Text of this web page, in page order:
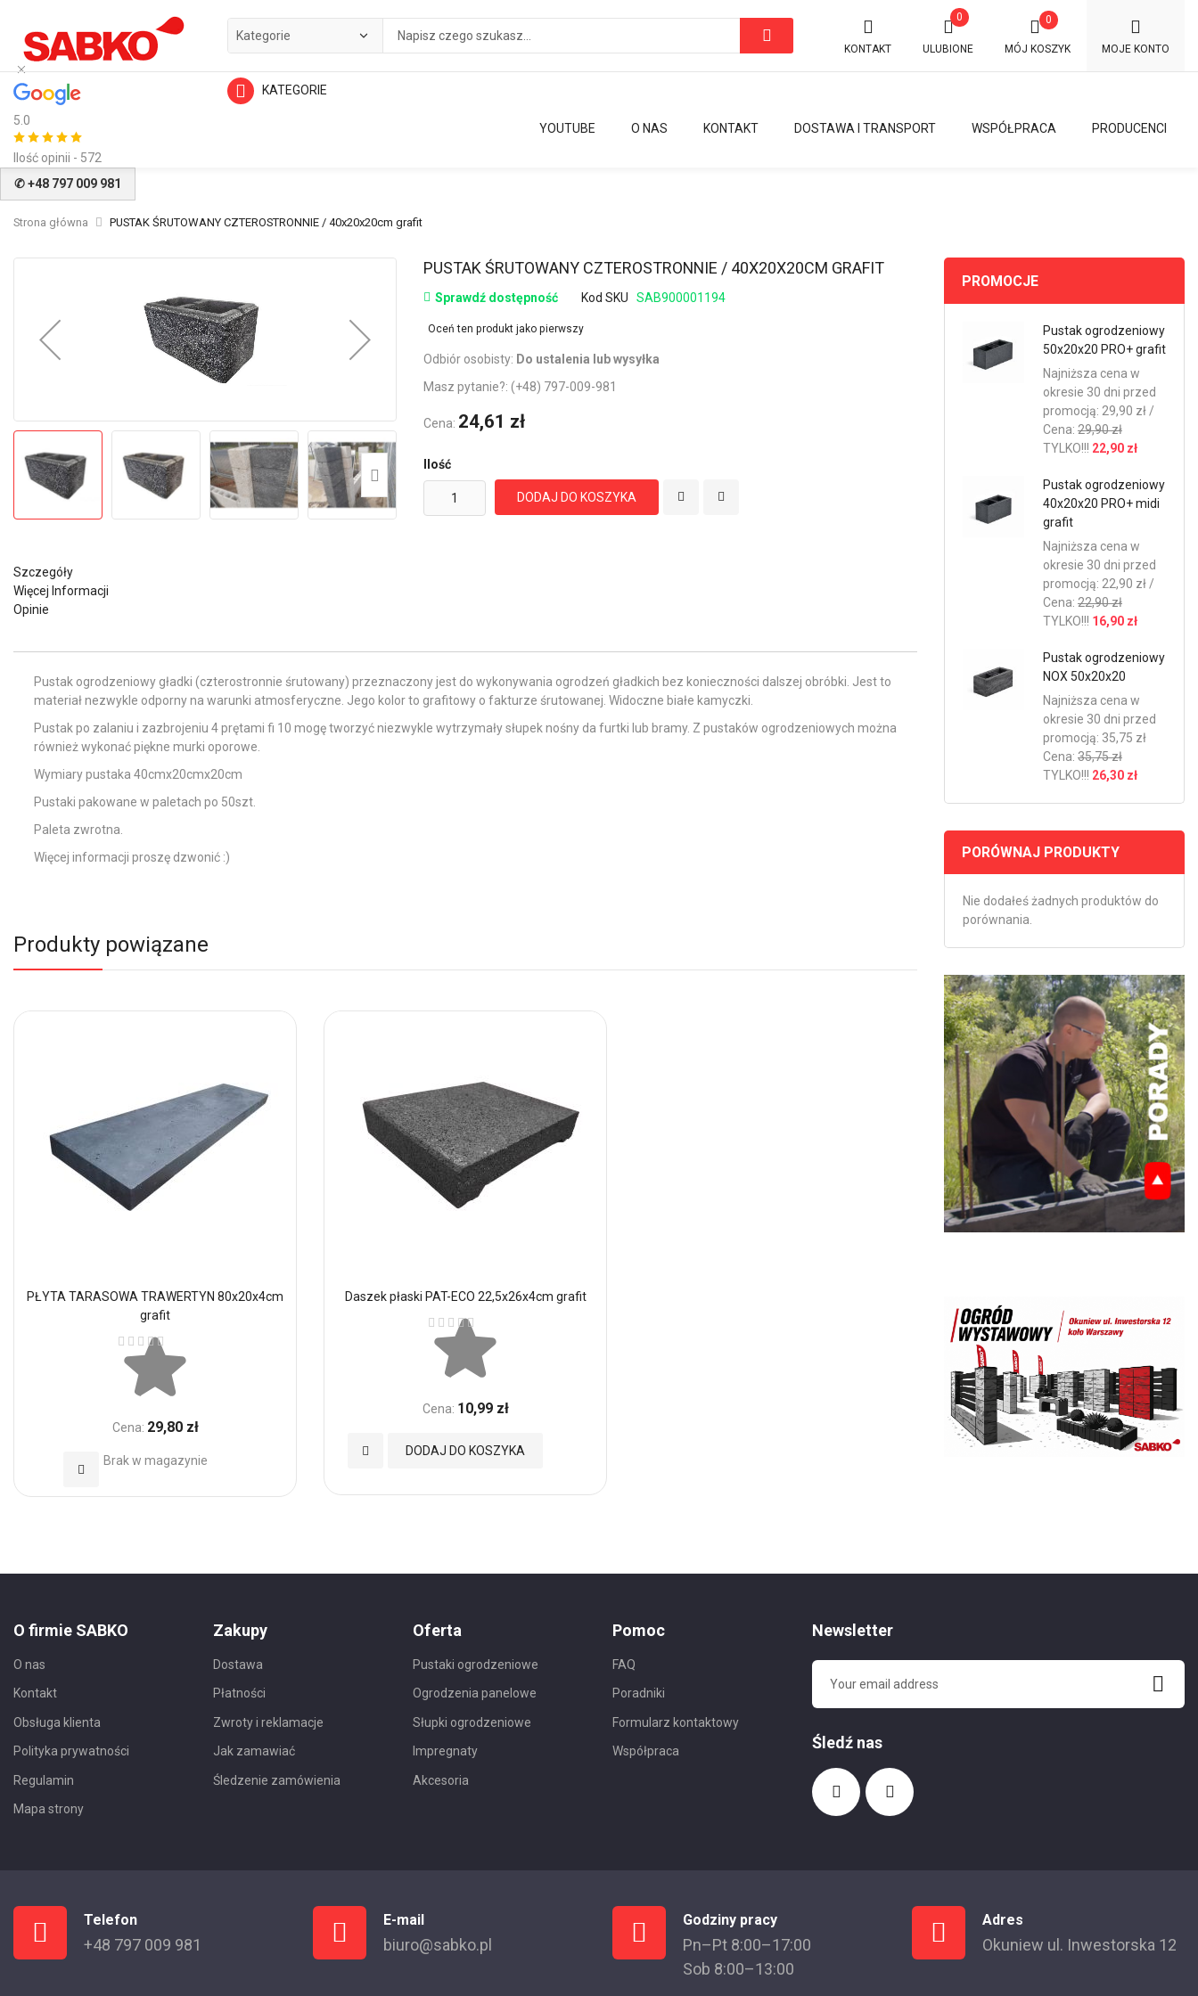
5.0
Ilość opinii - 572
KONTAKT
0
ULUBIONE MÓJ KOSZYK
0
MOJE KONTO
KATEGORIE
PRODUCENCI
WSPÓŁPRACA
DOSTAWA I TRANSPORT
KONTAKT
O NAS
YOUTUBE
✆ +48 797 009 981
Strona główna PUSTAK ŚRUTOWANY CZTEROSTRONNIE / 40x20x20cm grafit
Przejdź
początek
PUSTAK ŚRUTOWANY CZTEROSTRONNIE / 40X20X20CM GRAFIT
Sprawdź dostępność Kod SKU SAB900001194
Oceń ten produkt jako pierwszy
Odbiór osobisty: Do ustalenia lub wysyłka
Masz pytanie?: (+48) 797-009-981
Cena: 24,61 zł
Ilość
DODAJ DO KOSZYKA
Szczegóły
Więcej Informacji
Opinie
Pustak ogrodzeniowy gładki (czterostronnie śrutowany) przeznaczony jest do wykonywania ogrodzeń gładkich bez konieczności dalszej obróbki. Jest to
materiał nezwykle odporny na warunki atmosferyczne. Jego kolor to grafitowy o fakturze śrutowanej. Widoczne białe kamyczki.
Pustak po zalaniu i zazbrojeniu 4 prętami fi 10 mogę tworzyć niezwykle wytrzymały słupek nośny da furtki lub bramy. Z pustaków ogrodzeniowych można
również wykonać piękne murki oporowe.
Wymiary pustaka 40cmx20cmx20cm
Pustaki pakowane w paletach po 50szt.
Paleta zwrotna.
Więcej informacji proszę dzwonić :)
Produkty powiązane
PŁYTA TARASOWA TRAWERTYN 80x20x4cm
grafit
Ocena:
Cena: 29,80 zł
Brak w magazynie
Dodaj
Daszek płaski PAT-ECO 22,5x26x4cm grafit
Ocena:
Cena: 10,99 zł
DODAJ DO KOSZYKA
Dodaj
PROMOCJE
Pustak ogrodzeniowy
50x20x20 PRO+ grafit
Najniższa cena w
okresie 30 dni przed
promocją: 29,90 zł /
Cena: 29,90 zł
TYLKO!!! 22,90 zł
Pustak ogrodzeniowy
40x20x20 PRO+ midi
grafit
Najniższa cena w
okresie 30 dni przed
promocją: 22,90 zł /
Cena: 22,90 zł
TYLKO!!! 16,90 zł
Pustak ogrodzeniowy
NOX 50x20x20
Najniższa cena w
okresie 30 dni przed
promocją: 35,75 zł
Cena: 35,75 zł
TYLKO!!! 26,30 zł
PORÓWNAJ PRODUKTY
Nie dodałeś żadnych produktów do
porównania.
O firmie SABKO
O nas
Kontakt
Obsługa klienta
Polityka prywatności
Regulamin
Mapa strony
Zakupy
Dostawa
Płatności
Zwroty i reklamacje
Jak zamawiać
Śledzenie zamówienia
Oferta
Pustaki ogrodzeniowe
Ogrodzenia panelowe
Słupki ogrodzeniowe
Impregnaty
Akcesoria
Pomoc
FAQ
Poradniki
Formularz kontaktowy
Współpraca
Newsletter
Śledź nas
Telefon
+48 797 009 981
E-mail
biuro@sabko.pl
Godziny pracy
Pn–Pt 8:00–17:00
Sob 8:00–13:00
Adres
Okuniew ul. Inwestorska 12